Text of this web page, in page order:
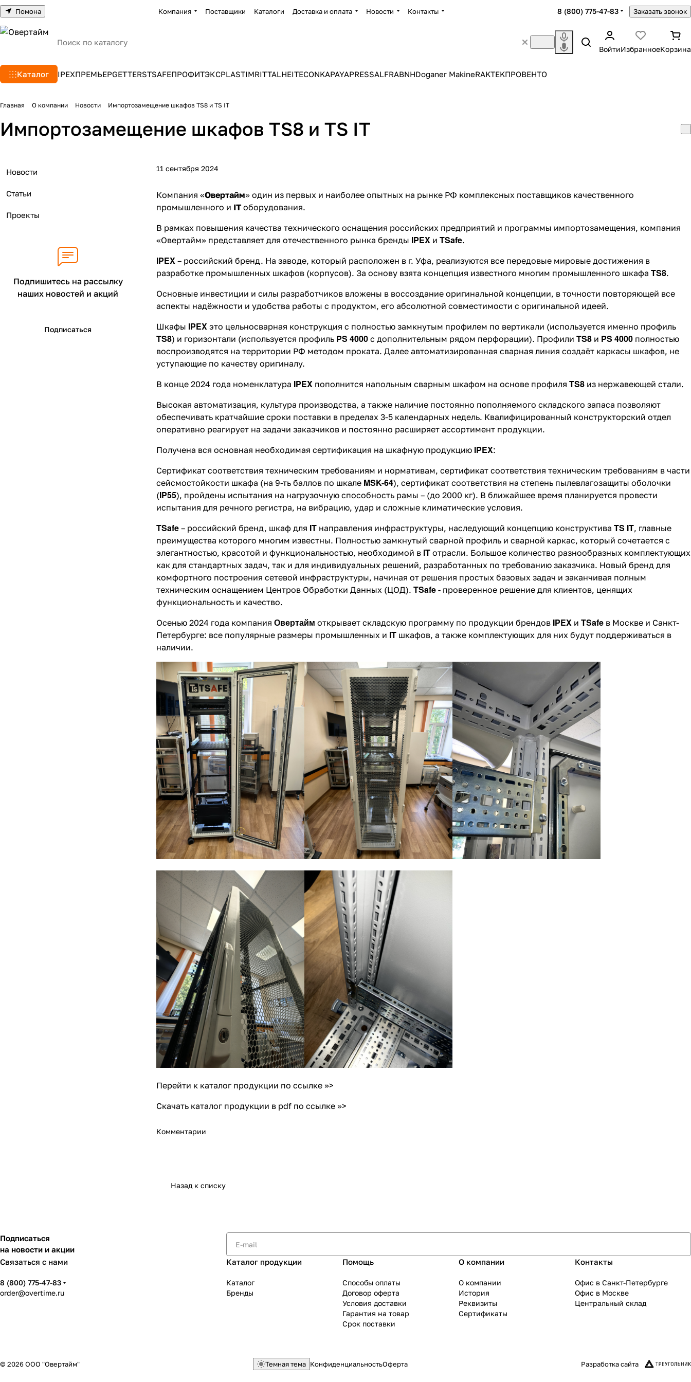
Помона Компания Поставщики Каталоги Доставка и оплата Новости Контакты 8 (800) 775-47-83 Заказать звонок
ВойтиИзбранноеКорзина
Каталог IPEXПРЕМЬЕРGETTERSTSAFEПРОФИТЭКСPLASTIMRITTALHEITECONKAPAYAPRESSALFRABNHDoganer MakineRAKTEKПРОВЕНТО
Главная О компании Новости Импортозамещение шкафов TS8 и TS IT
Импортозамещение шкафов TS8 и TS IT
11 сентября 2024
Компания «Овертайм» один из первых и наиболее опытных на рынке РФ комплексных поставщиков качественного
промышленного и IT оборудования.
В рамках повышения качества технического оснащения российских предприятий и программы импортозамещения, компания
«Овертайм» представляет для отечественного рынка бренды IPEX и TSafe.
IPEX – российский бренд. На заводе, который расположен в г. Уфа, реализуются все передовые мировые достижения в
разработке промышленных шкафов (корпусов). За основу взята концепция известного многим промышленного шкафа TS8.
Основные инвестиции и силы разработчиков вложены в воссоздание оригинальной концепции, в точности повторяющей все
аспекты надёжности и удобства работы с продуктом, его абсолютной совместимости с оригинальной идеей.
Шкафы IPEX это цельносварная конструкция с полностью замкнутым профилем по вертикали (используется именно профиль
TS8) и горизонтали (используется профиль PS 4000 с дополнительным рядом перфорации). Профили TS8 и PS 4000 полностью
воспроизводятся на территории РФ методом проката. Далее автоматизированная сварная линия создаёт каркасы шкафов, не
уступающие по качеству оригиналу.
В конце 2024 года номенклатура IPEX пополнится напольным сварным шкафом на основе профиля TS8 из нержавеющей стали.
Высокая автоматизация, культура производства, а также наличие постоянно пополняемого складского запаса позволяют
обеспечивать кратчайшие сроки поставки в пределах 3-5 календарных недель. Квалифицированный конструкторский отдел
оперативно реагирует на задачи заказчиков и постоянно расширяет ассортимент продукции.
Получена вся основная необходимая сертификация на шкафную продукцию IPEX:
Сертификат соответствия техническим требованиям и нормативам, сертификат соответствия техническим требованиям в части
сейсмостойкости шкафа (на 9-ть баллов по шкале MSK-64), сертификат соответствия на степень пылевлагозащиты оболочки
(IP55), пройдены испытания на нагрузочную способность рамы – (до 2000 кг). В ближайшее время планируется провести
испытания для речного регистра, на вибрацию, удар и сложные климатические условия.
TSafe – российский бренд, шкаф для IT направления инфраструктуры, наследующий концепцию конструктива TS IT, главные
преимущества которого многим известны. Полностью замкнутый сварной профиль и сварной каркас, который сочетается с
элегантностью, красотой и функциональностью, необходимой в IT отрасли. Большое количество разнообразных комплектующих
как для стандартных задач, так и для индивидуальных решений, разработанных по требованию заказчика. Новый бренд для
комфортного построения сетевой инфраструктуры, начиная от решения простых базовых задач и заканчивая полным
техническим оснащением Центров Обработки Данных (ЦОД). TSafe- проверенное решение для клиентов, ценящих
функциональность и качество.
Осенью 2024 года компания Овертайм открывает складскую программу по продукции брендов IPEX и TSafe в Москве и Санкт-
Петербурге: все популярные размеры промышленных и IT шкафов, а также комплектующих для них будут поддерживаться в
наличии.
Перейти к каталог продукции по ссылке >>>
Скачать каталог продукции в pdf по ссылке >>>
Комментарии
Назад к списку
Новости
Статьи
Проекты
Подпишитесь на рассылку
наших новостей и акций
Подписаться
Подписаться
на новости и акции
Связаться с нами
8 (800) 775-47-83
order@overtime.ru
Каталог продукции
Каталог
Бренды
Помощь
Способы оплаты
Договор оферта
Условия доставки
Гарантия на товар
Срок поставки
О компании
О компании
История
Реквизиты
Сертификаты
Контакты
Офис в Санкт-Петербурге
Офис в Москве
Центральный склад
© 2026 ООО "Овертайм" Темная тема КонфиденциальностьОферта Разработка сайта